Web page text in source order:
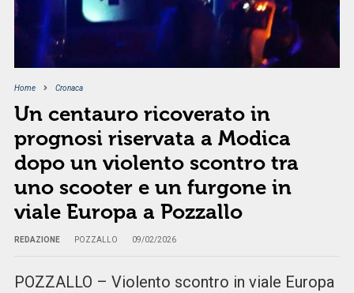
Home Cronaca
Un centauro ricoverato in
prognosi riservata a Modica
dopo un violento scontro tra
uno scooter e un furgone in
viale Europa a Pozzallo
REDAZIONE POZZALLO 09/02/2026
POZZALLO – Violento scontro in viale Europa